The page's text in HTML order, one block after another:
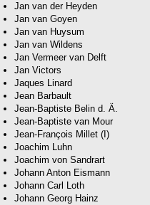
Jan van der Heyden
Jan van Goyen
Jan van Huysum
Jan van Wildens
Jan Vermeer van Delft
Jan Victors
Jaques Linard
Jean Barbault
Jean-Baptiste Belin d. Ä.
Jean-Baptiste van Mour
Jean-François Millet (I)
Joachim Luhn
Joachim von Sandrart
Johann Anton Eismann
Johann Carl Loth
Johann Georg Hainz